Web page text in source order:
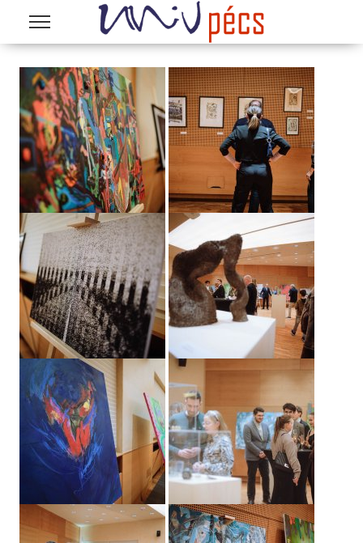
Ugrás a tartalomra